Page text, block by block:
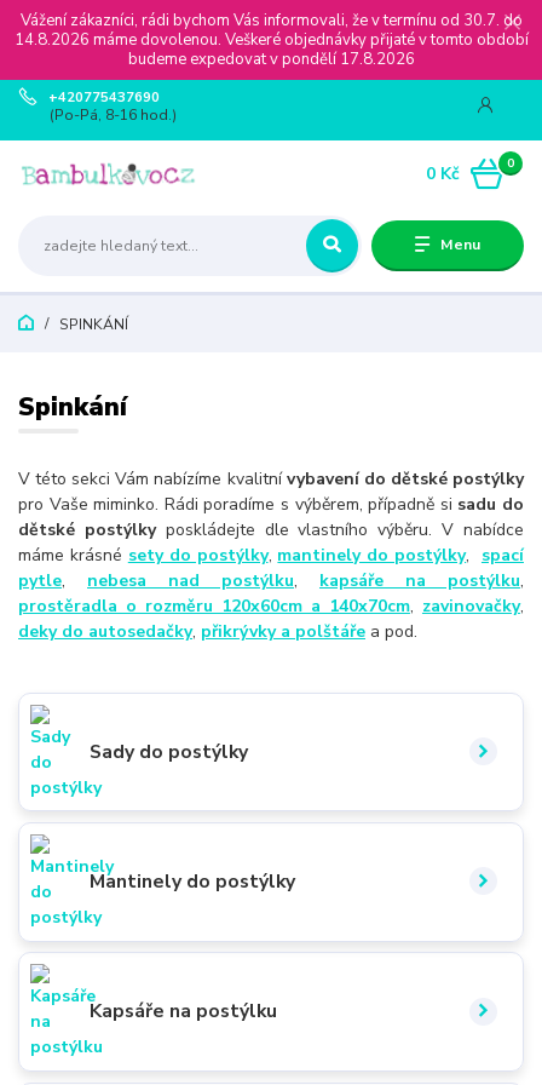
Vážení zákazníci, rádi bychom Vás informovali, že v termínu od 30.7. do
14.8.2026 máme dovolenou. Veškeré objednávky přijaté v tomto období
budeme expedovat v pondělí 17.8.2026
Menu
+420775437690
(Po-Pá, 8-16 hod.)
0
0 Kč
SPINKÁNÍ
Spinkání
V této sekci Vám nabízíme kvalitnívybavení do dětské postýlky
pro Vaše miminko. Rádi poradíme s výběrem, případně si sadu do
dětské postýlkyposkládejte dle vlastního výběru. V nabídce
máme krásné sety do postýlky, mantinely do postýlky, spací
pytle, nebesa nad postýlku, kapsáře na postýlku,
prostěradla o rozměru 120x60cm a 140x70cm, zavinovačky,
deky do autosedačky, přikrývky a polštáře a pod.
Sady do postýlky
Mantinely do postýlky
Kapsáře na postýlku